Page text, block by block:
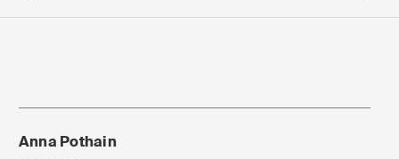
Anna Pothain